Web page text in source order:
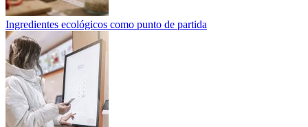
Ingredientes ecológicos como punto de partida